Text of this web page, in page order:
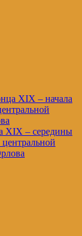
XIХ – начала
XIX – середины